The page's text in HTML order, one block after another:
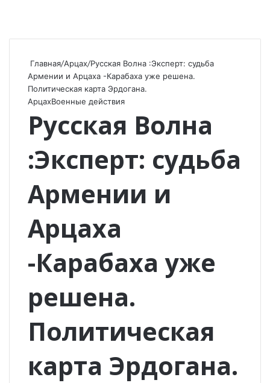
Главная/Арцах/Русская Волна :Эксперт: судьба
Армении и Арцаха -Карабаха уже решена.
Политическая карта Эрдогана.
АрцахВоенные действия
Русская Волна
:Эксперт: судьба
Армении и
Арцаха
-Карабаха уже
решена.
Политическая
карта Эрдогана.